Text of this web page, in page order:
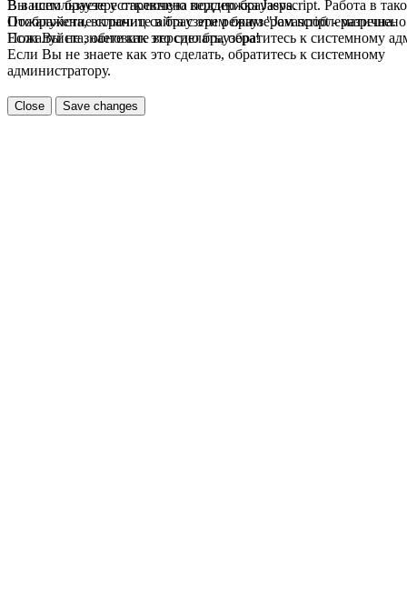
В вашем браузере отключена поддержка Jasvscript. Работа в
Пожалуйста, включите в браузере режим "Javascript -
Если Вы не знаете как это сделать, обратитесь к системному
Вы используете устаревшую версию браузера.
Отображение страниц сайта с этим браузером проблематична.
Пожалуйста, обновите версию браузера!
Если Вы не знаете как это сделать, обратитесь к системному
администратору.
Close Save changes